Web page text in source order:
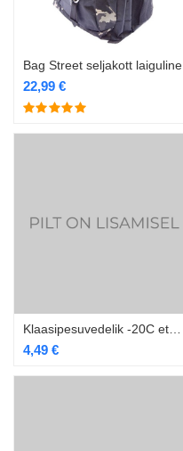
Bag Street seljakott laiguline
22,99 €
4,49 €